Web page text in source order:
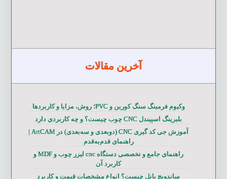
آخرین مقالات
وکیوم فرمینگ سنگ کورین و PVC؛ روش، مزایا و کاربردها
بلبرینگ اسپیندل CNC چوب چیست؟ و چه کاربردی دارد
آموزش جی کد گیری CNC (دوبعدی و سه‌بعدی) در ArtCAM |
راهنمای قدم‌به‌قدم
راهنمای جامع و تخصصی دستگاه cnc لیزر چوب و MDF و
کاربرد آن
ساندویچ پانل چیست؟ انواع مشخصات قیمت و کاربرد